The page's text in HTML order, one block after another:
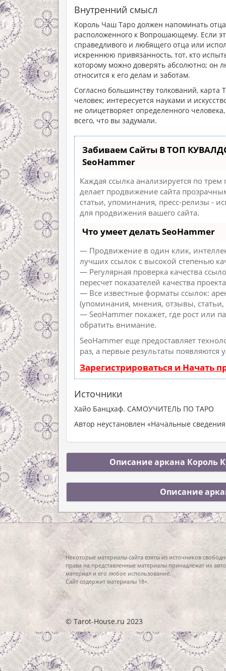
Внутренний смысл
Король Чаш Таро должен напоминать
расположенного к Вопрошающему. Если
справедливого и любящего отца или
искреннюю привязанность, тот, кто
которому можно доверять абсолютно;
относится к его делам и заботам.
Согласно большинству толкований,
человек; интересуется науками и
не олицетворяет определенного
всего, что вы задумали.
Забиваем Сайты В ТОП
SeoHammer
Каждая ссылка анализируется по
делает продвижение сайта
статьи, упоминания, пресс-релизы -
для продвижения вашего сайта.
Что умеет делать SeoHammer
— Продвижение в один клик,
лучших ссылок с высокой степенью
— Регулярная проверка качества
пересчет показателей качества
— Все известные форматы ссылок:
(упоминания, мнения, отзывы, статьи,
— SeoHammer покажет, где рост или
обратить внимание.
SeoHammer еще предоставляет
раз, а первые результаты
Зарегистрироваться и Начать
Источники
Хайо Банцхаф. САМОУЧИТЕЛЬ ПО ТАРО
Автор неустановлен «Начальные
Описание аркана Король
Описание
Некоторые материалы сайта взяты из источников
права на представленные материалы принадлежат их
материал и его любое использование.
Сайт содержит материалы 18+.
© Tarot-House.ru 2023